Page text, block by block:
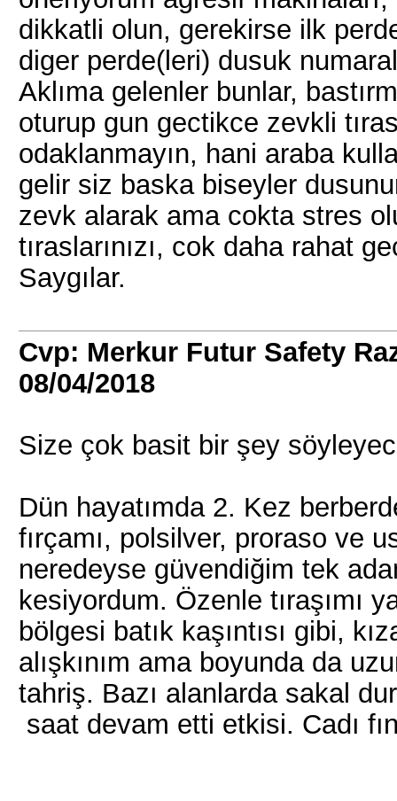
dikkatli olun, gerekirse ilk
diger perde(leri) dusuk
Aklıma gelenler bunlar,
oturup gun gectikce zevkli
odaklanmayın, hani araba
gelir siz baska biseyler
zevk alarak ama cokta stres
tıraslarınızı, cok daha rahat
Saygılar.
Cvp: Merkur Futur Safety
08/04/2018
Size çok basit bir şey
Dün hayatımda 2. Kez
fırçamı, polsilver, proraso ve
neredeyse güvendiğim tek
kesiyordum. Özenle tıraşımı
bölgesi batık kaşıntısı gibi,
alışkınım ama boyunda da
tahriş. Bazı alanlarda sakal
saat devam etti etkisi. Cadı